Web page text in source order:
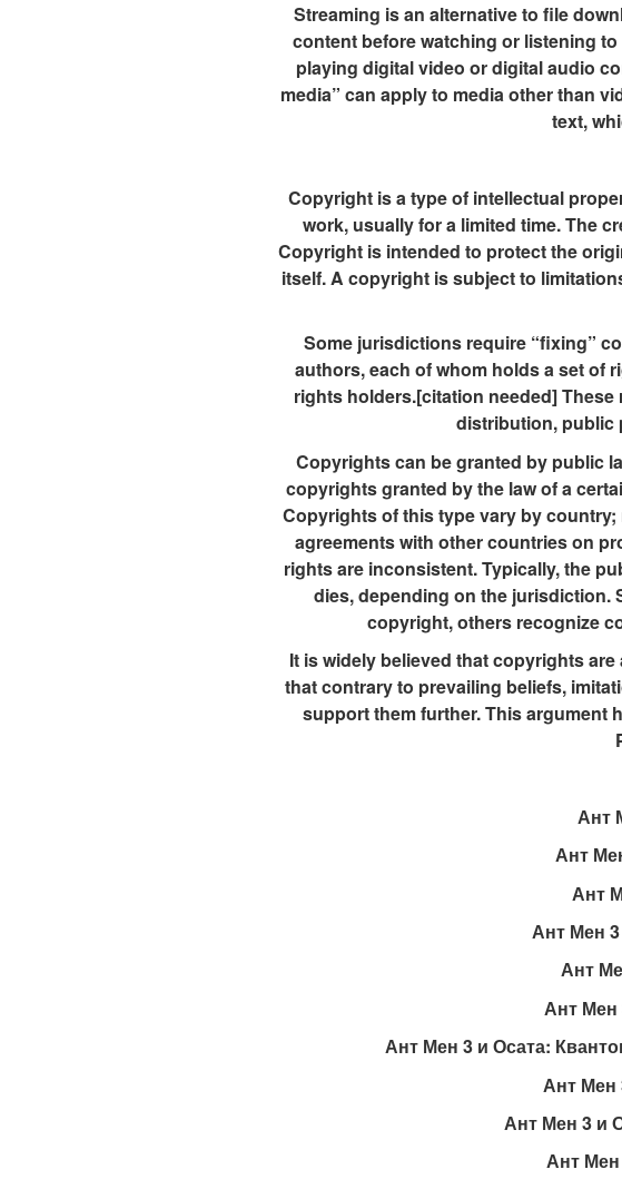
Streaming is an alternative to file
content before watching or listening
playing digital video or digital audio
media” can apply to media other than
text,
Copyright is a type of intellectual
work, usually for a limited time. The
Copyright is intended to protect the
itself. A copyright is subject to
Some jurisdictions require “fixing”
authors, each of whom holds a set of
rights holders.[citation needed]
distribution, public
Copyrights can be granted by public
copyrights granted by the law of a
Copyrights of this type vary by
agreements with other countries on
rights are inconsistent. Typically, the
dies, depending on the jurisdiction.
copyright, others recognize
It is widely believed that copyrights
that contrary to prevailing beliefs,
support them further. This argument
Ант
Ант
Ант
Ант Мен 3
Ант
Ант Мен
Ант Мен 3 и Осата:
Ант Мен
Ант Мен 3 и
Ант Мен